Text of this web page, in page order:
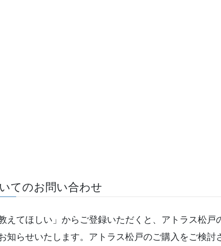
てのお問い合わせ
えてほしい」からご登録いただくと、アトラス松戸
知らせいたします。アトラス松戸のご購入をご検討